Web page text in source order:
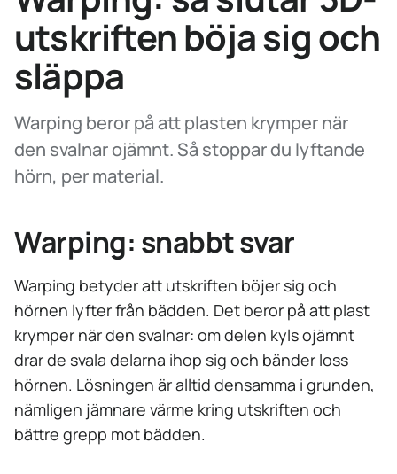
utskriften böja sig och
släppa
Warping beror på att plasten krymper när
den svalnar ojämnt. Så stoppar du lyftande
hörn, per material.
Warping: snabbt svar
Warping betyder att utskriften böjer sig och
hörnen lyfter från bädden. Det beror på att plast
krymper när den svalnar: om delen kyls ojämnt
drar de svala delarna ihop sig och bänder loss
hörnen. Lösningen är alltid densamma i grunden,
nämligen jämnare värme kring utskriften och
bättre grepp mot bädden.